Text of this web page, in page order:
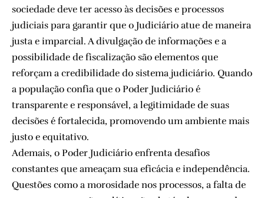
sociedade deve ter acesso às decisões e processos
judiciais para garantir que o Judiciário atue de maneira
justa e imparcial. A divulgação de informações e a
possibilidade de fiscalização são elementos que
reforçam a credibilidade do sistema judiciário. Quando
a população confia que o Poder Judiciário é
transparente e responsável, a legitimidade de suas
decisões é fortalecida, promovendo um ambiente mais
justo e equitativo.
Ademais, o Poder Judiciário enfrenta desafios
constantes que ameaçam sua eficácia e independência.
Questões como a morosidade nos processos, a falta de